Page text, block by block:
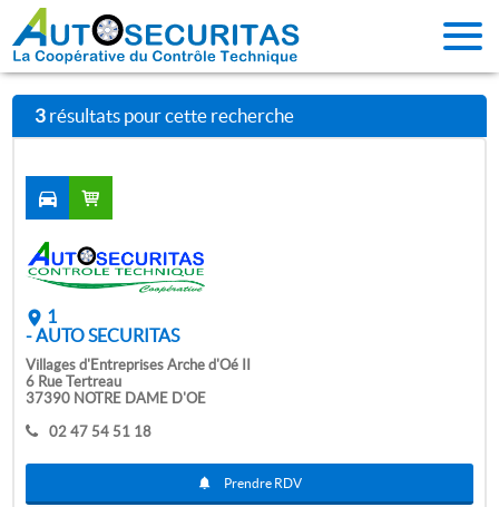
3 résultats pour cette recherche
1
- AUTO SECURITAS
Villages d'Entreprises Arche d'Oé II
6 Rue Tertreau
37390 NOTRE DAME D'OE
02 47 54 51 18
Prendre RDV